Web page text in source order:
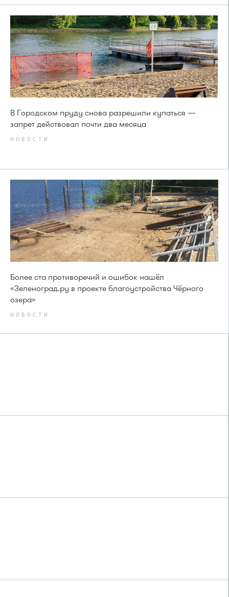
В Городском пруду снова разрешили купаться —
запрет действовал почти два месяца
НОВОСТИ
Более ста противоречий и ошибок нашёл
«Зеленоград.ру в проекте благоустройства Чёрного
озера»
НОВОСТИ